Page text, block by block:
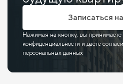
Записаться
Нажимая на кнопку, вы принимаете
конфиденциальности и даёте
персональных данных